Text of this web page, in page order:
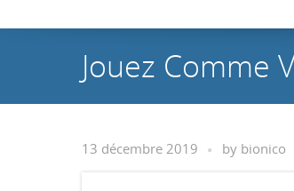
Jouez Comme
13 décembre 2019 by bionico